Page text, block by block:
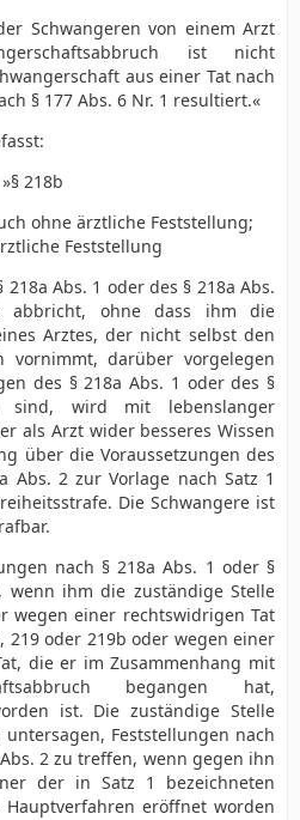
Schwangeren von einem Arzt
ist nicht
aus einer Tat nach
§ 177 Abs. 6 Nr. 1 resultiert.«
»§ 218b
ohne ärztliche Feststellung;
Feststellung
Abs. 1 oder des § 218a Abs.
abbricht, ohne dass ihm die
Arztes, der nicht selbst den
vornimmt, darüber vorgelegen
des § 218a Abs. 1 oder des §
sind, wird mit lebenslanger
als Arzt wider besseres Wissen
über die Voraussetzungen des
Abs. 2 zur Vorlage nach Satz 1
Die Schwangere ist
nach § 218a Abs. 1 oder §
wenn ihm die zuständige Stelle
wegen einer rechtswidrigen Tat
219 oder 219b oder wegen einer
die er im Zusammenhang mit
begangen hat,
ist. Die zuständige Stelle
Feststellungen nach
2 zu treffen, wenn gegen ihn
der in Satz 1 bezeichneten
eröffnet worden